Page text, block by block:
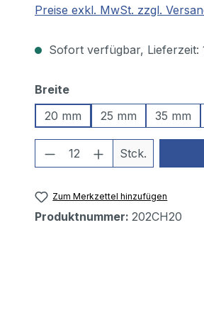
Preise exkl. MwSt. zzgl.
Sofort verfügbar, Lieferzeit:
Breiteauswählen
20 mm
25 mm 35 mm
Produkt Anzahl:
Stck.
Zum Merkzettel hinzufügen
Produktnummer: 202CH20